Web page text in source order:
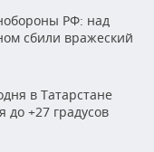
РФ: над
сбили вражеский
в Татарстане
до +27 градусов